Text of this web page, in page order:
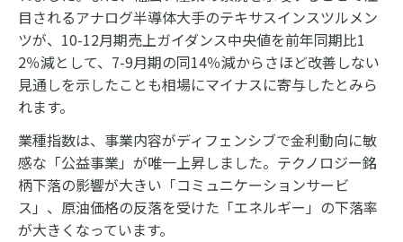
目されるアナログ半導体大手のテキサスインスツルメン
ツが、10-12月期売上ガイダンス中央値を前年同期比1
2％減として、7-9月期の同14％減からさほど改善しない
見通しを示したことも相場にマイナスに寄与したとみら
れます。
業種指数は、事業内容がディフェンシブで金利動向に敏
感な「公益事業」が唯一上昇しました。テクノロジー銘
柄下落の影響が大きい「コミュニケーションサービ
ス」、原油価格の反落を受けた「エネルギー」の下落率
が大きくなっています。